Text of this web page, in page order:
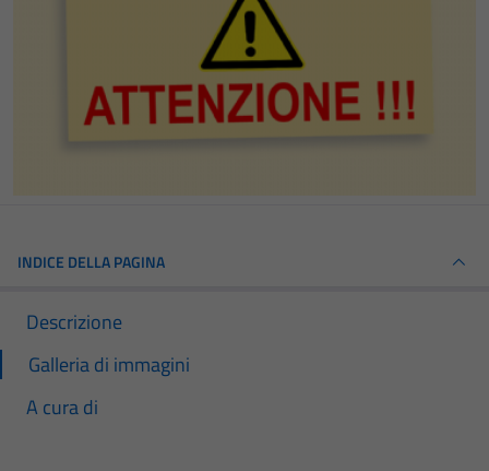
INDICE DELLA PAGINA
Descrizione
Galleria di immagini
A cura di